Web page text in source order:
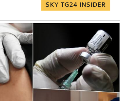
SKY TG24 INSIDER